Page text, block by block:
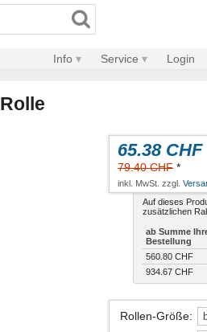
Info Service Login
65.38 CHF
79.40 CHF *
inkl. MwSt. zzgl.
Auf dieses
zusätzlichen
ab Summe
Bestellung
560.80 CHF
934.67 CHF
Rollen-Größe: